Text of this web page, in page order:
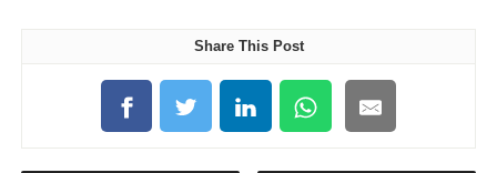
Share This Post